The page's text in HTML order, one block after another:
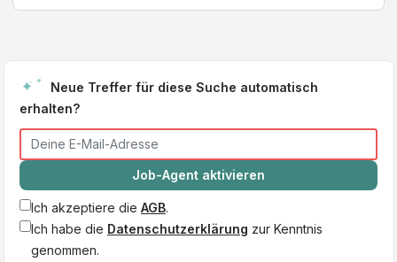
Neue Treffer für diese Suche automatisch
erhalten?
Job-Agent aktivieren
Ich akzeptiere die AGB.
Ich habe die Datenschutzerklärung zur Kenntnis
genommen.